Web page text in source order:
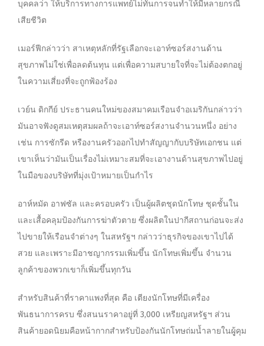
บุคคลว่า ให้บริการทางการแพทย์ไม่ทันการจนทำให้มีหลายกรณี
เสียชีวิต
เมอร์ฟีกล่าวว่า สาเหตุหลักที่รัฐเลือกจะเอาท์ซอร์สงานด้าน
สุขภาพไม่ใช่เพื่อลดต้นทุน แต่เพื่อความสบายใจที่จะไม่ต้องตกอยู่
ในความเสี่ยงที่จะถูกฟ้องร้อง
เวย์น ดิกกีย์ ประธานคนใหม่ของสมาคมเรือนจำอเมริกันกล่าวว่า
มันอาจฟังดูสมเหตุสมผลถ้าจะเอาท์ซอร์สงานจำนวนหนึ่ง อย่าง
เช่น การซักรีด หรืองานครัวออกไปทำสัญญากับบริษัทเอกชน แต่
เขาเห็นว่ามันเป็นเรื่องไม่เหมาะสมที่จะเอางานด้านสุขภาพไปอยู่
ในมือของบริษัทที่มุ่งเป้าหมายเป็นกำไร
อาห์หมัด อาฟซัล และครอบครัว เป็นผู้ผลิตชุดนักโทษ ชุดชั้นใน
และเสื้อคลุมป้องกันการฆ่าตัวตาย ซึ่งผลิตในปากีสถานก่อนจะส่ง
ไปขายให้เรือนจำต่างๆ ในสหรัฐฯ กล่าวว่าธุรกิจของเขาไปได้
สวย และเพราะมีอาชญากรรมเพิ่มขึ้น นักโทษเพิ่มขึ้น จำนวน
ลูกค้าของพวกเขาก็เพิ่มขึ้นทุกวัน
สำหรับสินค้าที่ราคาแพงที่สุด คือ เตียงนักโทษที่มีเครื่อง
พันธนาการครบ ซึ่งสนนราคาอยู่ที่ 3,000 เหรียญสหรัฐฯ ส่วน
สินค้ายอดนิยมคือหน้ากากสำหรับป้องกันนักโทษถ่มน้ำลายในผูุ้คุม